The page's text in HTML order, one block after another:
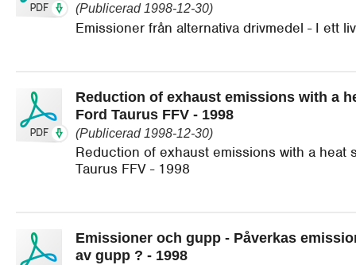
(Publicerad 1998-12-30)
Emissioner från alternativa drivmedel - I ett
Reduction of exhaust emissions with a
Ford Taurus FFV - 1998
(Publicerad 1998-12-30)
Reduction of exhaust emissions with a heat
Taurus FFV - 1998
Emissioner och gupp - Påverkas
av gupp ? - 1998